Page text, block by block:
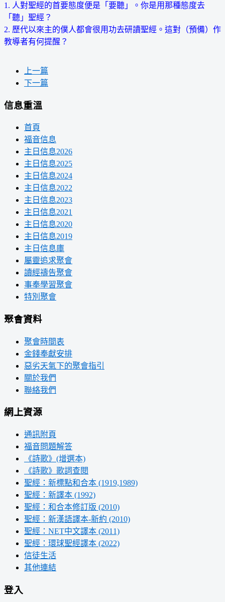
1. 人對聖經的首要態度便是「要聽」。你是用那種態度去
「聽」聖經？
2. 歷代以來主的僕人都會很用功去研讀聖經。這對（預備）作
教導者有何提醒？
上一篇
下一篇
信息重溫
首頁
福音信息
主日信息2026
主日信息2025
主日信息2024
主日信息2022
主日信息2023
主日信息2021
主日信息2020
主日信息2019
主日信息庫
屬靈追求聚會
讀經禱告聚會
事奉學習聚會
特別聚會
聚會資料
聚會時間表
金錢奉獻安排
惡劣天氣下的聚會指引
關於我們
聯絡我們
網上資源
通訊附頁
福音問題解答
《詩歌》(增選本)
《詩歌》歌詞查閱
聖經：新標點和合本 (1919,1989)
聖經：新譯本 (1992)
聖經：和合本修訂版 (2010)
聖經：新漢語譯本-新約 (2010)
聖經：NET中文譯本 (2011)
聖經：環球聖經譯本 (2022)
信徒生活
其他連結
登入